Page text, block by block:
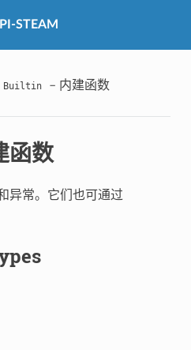
STEAM
Builtin – 内建函数
数
异常。它们也可通过